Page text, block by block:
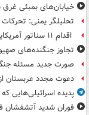
خیابان‌های بمبئی
تحلیلگر یمنی:
اقدام ۱۱ سناتور آمریکایی برای توقف جنگ علیه ایران
تجاوز جنگنده‌های
صورت جدید مسئله
دعوت مجدد عربستان
پدیده اسرائیلی‌هایی
فوران شدید آتشفشان